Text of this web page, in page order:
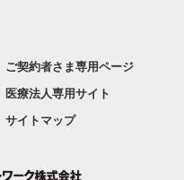
ご契約者さま専用ページ
医療法人専用サイト
サイトマップ